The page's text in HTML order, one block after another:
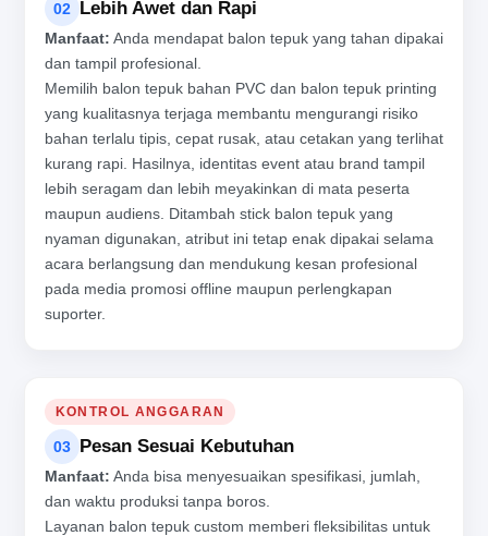
02 Lebih Awet dan Rapi
Manfaat: Anda mendapat balon tepuk yang tahan dipakai
dan tampil profesional.
Memilih balon tepuk bahan PVC dan balon tepuk printing
yang kualitasnya terjaga membantu mengurangi risiko
bahan terlalu tipis, cepat rusak, atau cetakan yang terlihat
kurang rapi. Hasilnya, identitas event atau brand tampil
lebih seragam dan lebih meyakinkan di mata peserta
maupun audiens. Ditambah stick balon tepuk yang
nyaman digunakan, atribut ini tetap enak dipakai selama
acara berlangsung dan mendukung kesan profesional
pada media promosi offline maupun perlengkapan
suporter.
KONTROL ANGGARAN
03 Pesan Sesuai Kebutuhan
Manfaat: Anda bisa menyesuaikan spesifikasi, jumlah,
dan waktu produksi tanpa boros.
Layanan balon tepuk custom memberi fleksibilitas untuk